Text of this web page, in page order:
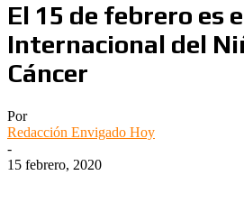
El 15 de febrero es
Internacional del
Cáncer
Por
Redacción Envigado Hoy
-
15 febrero, 2020